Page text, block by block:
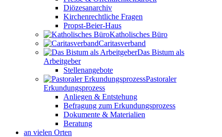
Diözesanarchiv
Kirchenrechtliche Fragen
Propst-Beier-Haus
Katholisches Büro
Caritasverband
Das Bistum als
Arbeitgeber
Stellenangebote
Pastoraler
Erkundungsprozess
Anliegen & Entstehung
Befragung zum Erkundungsprozess
Dokumente & Materialien
Beratung
an vielen Orten